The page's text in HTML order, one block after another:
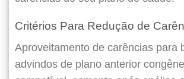
Critérios Para Redução de
Aproveitamento de carências para
advindos de plano anterior